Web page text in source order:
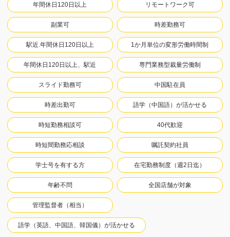
年間休日120日以上 リモートワーク可
副業可 時差勤務可
駅近.年間休日120日以上 1か月単位の変形労働時間制
年間休日120日以上、駅近 専門業務型裁量労働制
スライド勤務可 中国駐在員
時差出勤可 語学（中国語）が活かせる
時短勤務相談可 40代歓迎
時短間勤務応相談 嘱託契約社員
学士号を有する方 在宅勤務制度（週2日迄）
年齢不問 全国店舗が対象
管理監督者（相当）
語学（英語、中国語、韓国儀）が活かせる